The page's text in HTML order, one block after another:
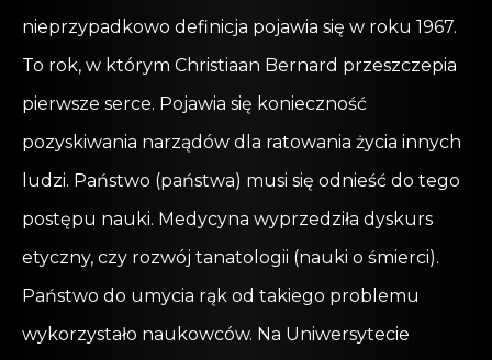
nieprzypadkowo definicja pojawia się w roku 1967.
To rok, w którym Christiaan Bernard przeszczepia
pierwsze serce. Pojawia się konieczność
pozyskiwania narządów dla ratowania życia innych
ludzi. Państwo (państwa) musi się odnieść do tego
postępu nauki. Medycyna wyprzedziła dyskurs
etyczny, czy rozwój tanatologii (nauki o śmierci).
Państwo do umycia rąk od takiego problemu
wykorzystało naukowców. Na Uniwersytecie